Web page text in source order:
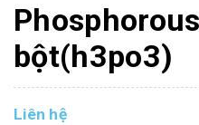
bột(h3po3)
Liên hệ